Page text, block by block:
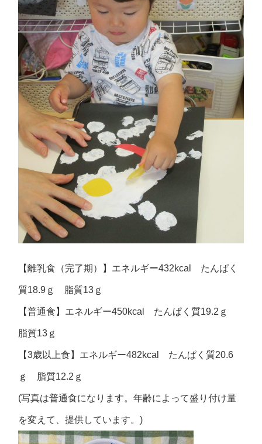
【離乳食（完了期）】エネルギー432kcal たんぱく
質18.9ｇ 脂質13ｇ
【普通食】エネルギー450kcal たんぱく質19.2ｇ
脂質13ｇ
【3歳以上食】エネルギー482kcal たんぱく質20.6
ｇ 脂質12.2ｇ
(写真は普通食になります。年齢によって盛り付け量
を変えて、提供しています。)